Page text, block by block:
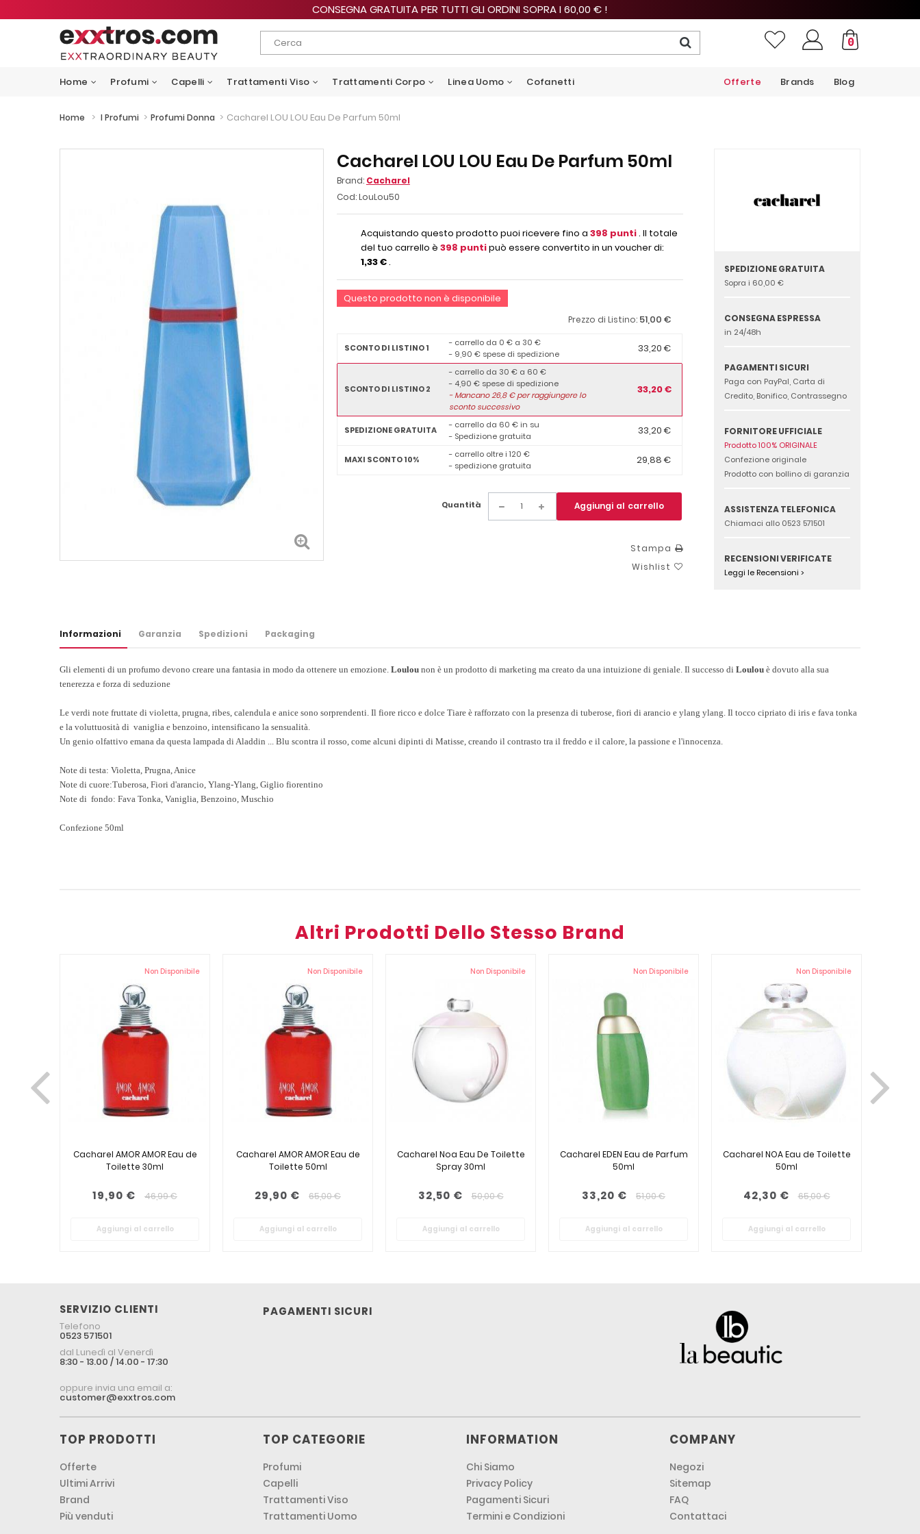
CONSEGNA GRATUITA PER TUTTI GLI ORDINI SOPRA I 60,00 € !
0
Home Profumi Capelli Trattamenti Viso Trattamenti Corpo Linea Uomo Cofanetti Blog
Brands
Offerte
Home > I Profumi > Profumi Donna > Cacharel LOU LOU Eau De Parfum 50ml
Cacharel LOU LOU Eau De Parfum 50ml
Brand: Cacharel
Cod:LouLou50
Acquistando questo prodotto puoi ricevere fino a 398 punti. Il totale
del tuo carrello è 398 puntipuò essere convertito in un voucher di:
1,33 €.
Questo prodotto non è disponibile
Prezzo di Listino: 51,00 €
SCONTO DI LISTINO 1
- carrello da 0 € a 30 €
- 9,90 € spese di spedizione
33,20 €
SCONTO DI LISTINO 2
- carrello da 30 € a 60 €
- 4,90 € spese di spedizione
-Mancano26,8€ per raggiungere lo
sconto successivo
33,20 €
SPEDIZIONE GRATUITA
- carrello da 60 € in su
- Spedizione gratuita
33,20 €
MAXI SCONTO 10%
- carrello oltre i 120 €
- spedizione gratuita
29,88 €
Quantità Aggiungi al carrello
Stampa
Wishlist
SPEDIZIONE GRATUITA
Sopra i 60,00 €
CONSEGNA ESPRESSA
in 24/48h
PAGAMENTI SICURI
Paga con PayPal, Carta di
Credito, Bonifico, Contrassegno
FORNITORE UFFICIALE
Prodotto 100% ORIGINALE
Confezione originale
Prodotto con bollino di garanzia
ASSISTENZA TELEFONICA
Chiamaci allo 0523 571501
RECENSIONI VERIFICATE
Leggi le Recensioni >
Informazioni Garanzia Spedizioni Packaging
Gli elementi di un profumo devono creare una fantasia in modo da ottenere un emozione. Loulou non è un prodotto di marketing ma creato da una intuizione di geniale. Il successo di Loulou è dovuto alla sua
tenerezza e forza di seduzione
Le verdi note fruttate di violetta, prugna, ribes, calendula e anice sono sorprendenti. Il fiore ricco e dolce Tiare è rafforzato con la presenza di tuberose, fiori di arancio e ylang ylang. Il tocco cipriato di iris e fava tonka
e la voluttuosità di vaniglia e benzoino, intensificano la sensualità.
Un genio olfattivo emana da questa lampada di Aladdin ... Blu scontra il rosso, come alcuni dipinti di Matisse, creando il contrasto tra il freddo e il calore, la passione e l'innocenza.
Note di testa: Violetta, Prugna, Anice
Note di cuore:Tuberosa, Fiori d'arancio, Ylang-Ylang, Giglio fiorentino
Note di fondo: Fava Tonka, Vaniglia, Benzoino, Muschio
Confezione 50ml
Altri Prodotti Dello Stesso Brand
Non Disponibile
Cacharel AMOR AMOR Eau de
Toilette 30ml
19,90 € 46,99 €
Aggiungi al carrello
Non Disponibile
Cacharel AMOR AMOR Eau de
Toilette 50ml
29,90 € 65,00 €
Aggiungi al carrello
Non Disponibile
Cacharel Noa Eau De Toilette
Spray 30ml
32,50 € 50,00 €
Aggiungi al carrello
Non Disponibile
Cacharel EDEN Eau de Parfum
50ml
33,20 € 51,00 €
Aggiungi al carrello
Non Disponibile
Cacharel NOA Eau de Toilette
50ml
42,30 € 65,00 €
Aggiungi al carrello
SERVIZIO CLIENTI
Telefono
0523 571501
dal Lunedì al Venerdì
8:30 - 13.00 / 14.00 - 17:30
oppure invia una email a:
customer@exxtros.com
PAGAMENTI SICURI
TOP PRODOTTI
Offerte
Ultimi Arrivi
Brand
Più venduti
TOP CATEGORIE
Profumi
Capelli
Trattamenti Viso
Trattamenti Uomo
INFORMATION
Chi Siamo
Privacy Policy
Pagamenti Sicuri
Termini e Condizioni
COMPANY
Negozi
Sitemap
FAQ
Contattaci